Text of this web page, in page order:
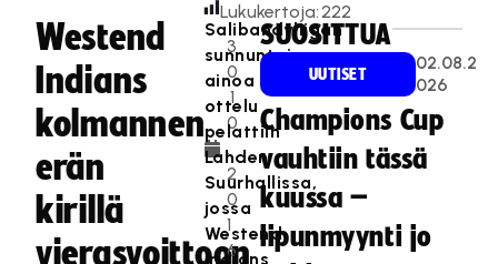
Westend
Indians
kolmannen
erän
kirillä
vierasvoittoon
3
0
.1
0
.
2
0
1
6
Lukukertoja:222
Salibandyliigan
sunnuntain
ainoa
ottelu
pelattiin
Lahden
Suurhallissa,
jossa
Westend
Indians
SUOSITTUA
UUTISET
02.08.2
026
Champions Cup
vauhtiin tässä
kuussa –
lipunmyynti jo